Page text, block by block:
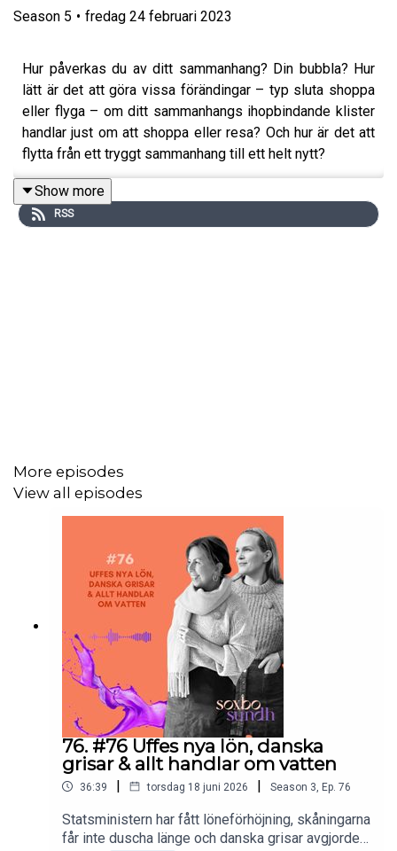
Season 5 • fredag 24 februari 2023
Hur påverkas du av ditt sammanhang? Din bubbla? Hur
lätt är det att göra vissa förändingar – typ sluta shoppa
eller flyga – om ditt sammanhangs ihopbindande klister
handlar just om att shoppa eller resa? Och hur är det att
flytta från ett tryggt sammanhang till ett helt nytt?
I bonusavsnittet "Bubblor & sammanhang" snackar vi
helt andra värden än pengar, flashiga prylar och flotta
yrkestitlar. Om vi fabriksåterställer världen och börjar om,
hållbart utan till och med bättre än det fossilstinkande
PODDAREEmma Sundh & Maria Soxbo
KONTAKT Mail,Facebook&Instagram .
Show more
RSS
More episodes
View all episodes
76. #76 Uffes nya lön, danska
grisar & allt handlar om vatten
36:39 | torsdag 18 juni 2026 | Season 3 Ep. 76
Statsministern har fått löneförhöjning, skåningarna
får inte duscha länge och danska grisar avgjorde